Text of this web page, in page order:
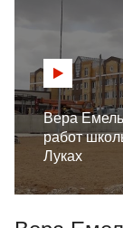
Вера
работ
Луках